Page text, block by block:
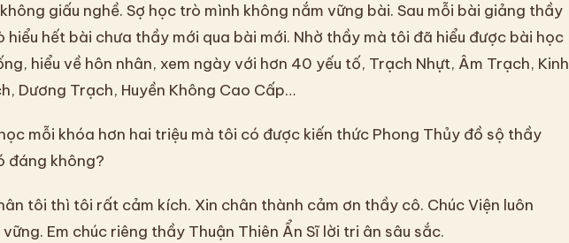
giấu nghề. Sợ học trò mình không nắm vững bài. Sau mỗi bài giảng thầy
hiểu hết bài chưa thầy mới qua bài mới. Nhờ thầy mà tôi đã hiểu được bài học
hiểu về hôn nhân, xem ngày với hơn 40 yếu tố, Trạch Nhựt, Âm Trạch, Kinh
Dương Trạch, Huyền Không Cao Cấp…
mỗi khóa hơn hai triệu mà tôi có được kiến thức Phong Thủy đồ sộ thầy
đáng không?
tôi thì tôi rất cảm kích. Xin chân thành cảm ơn thầy cô. Chúc Viện luôn
Em chúc riêng thầy Thuận Thiên Ẩn Sĩ lời tri ân sâu sắc.